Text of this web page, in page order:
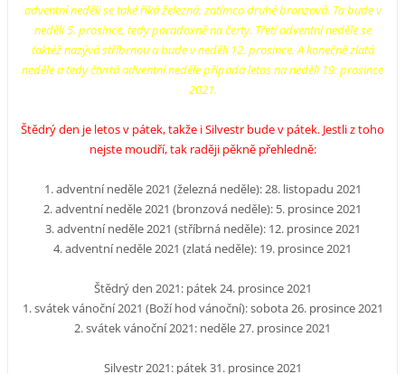
adventní neděli se také říká železná, zatímco druhé bronzová. Ta bude v
neděli 5. prosince, tedy paradoxně na čerty. Třetí adventní neděle se
taktéž nazývá stříbrnou a bude v neděli 12. prosince. A konečně zlatá
neděle a tedy čtvrtá adventní neděle připadá letos na neděli 19. prosince
2021.
Štědrý den je letos v pátek, takže i Silvestr bude v pátek. Jestli z toho
nejste moudří, tak raději pěkně přehledně:
1. adventní neděle 2021 (železná neděle): 28. listopadu 2021
2. adventní neděle 2021 (bronzová neděle): 5. prosince 2021
3. adventní neděle 2021 (stříbrná neděle): 12. prosince 2021
4. adventní neděle 2021 (zlatá neděle): 19. prosince 2021
Štědrý den 2021: pátek 24. prosince 2021
1. svátek vánoční 2021 (Boží hod vánoční): sobota 26. prosince 2021
2. svátek vánoční 2021: neděle 27. prosince 2021
Silvestr 2021: pátek 31. prosince 2021